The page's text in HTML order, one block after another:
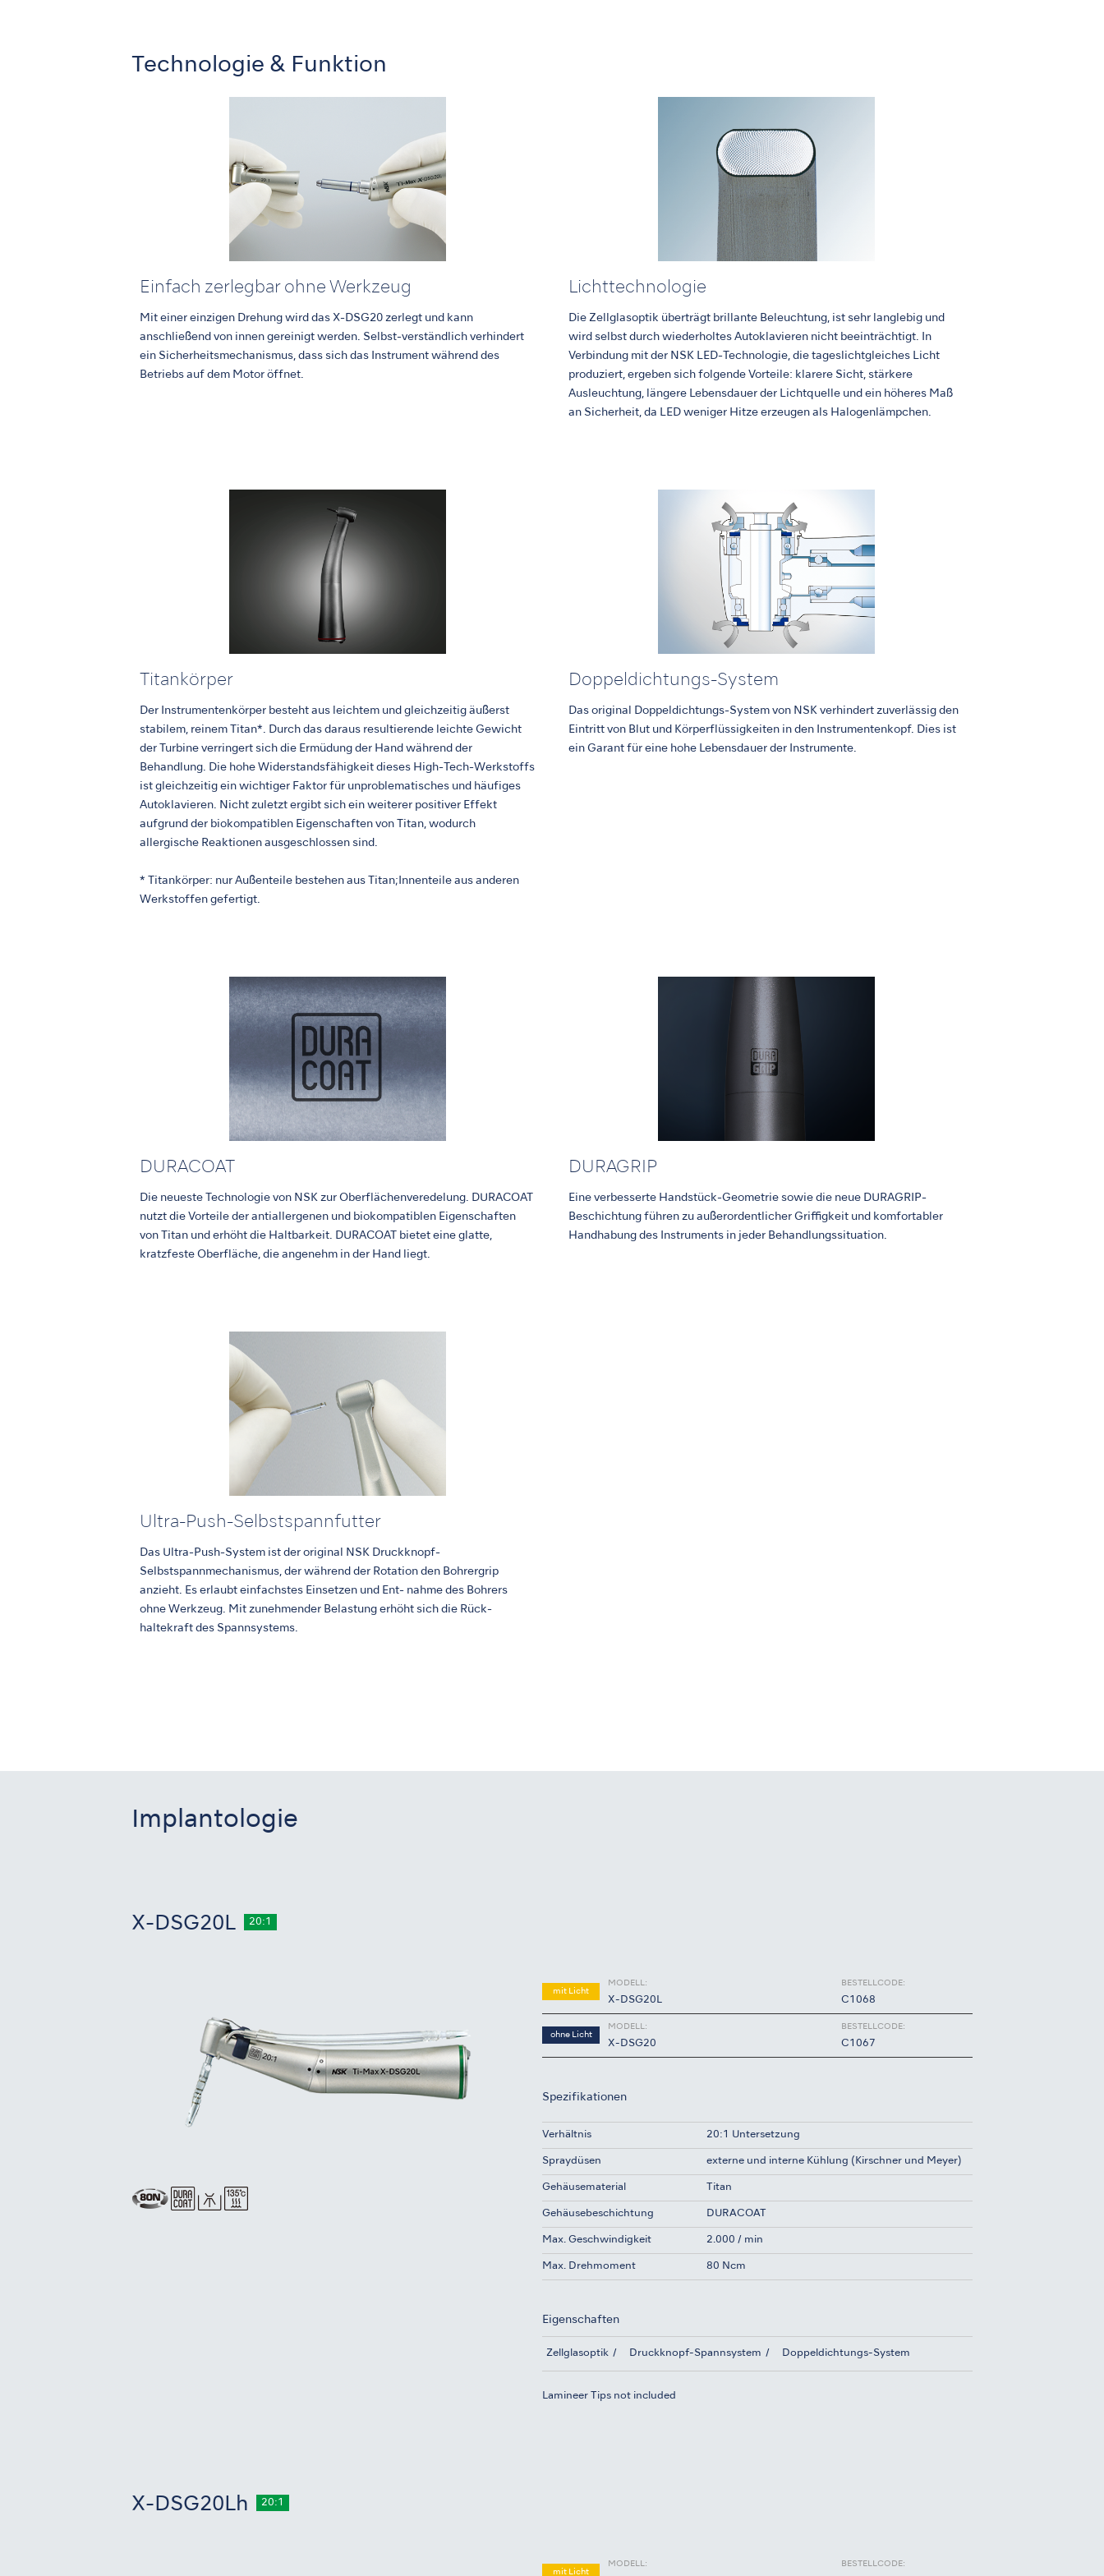
Technologie & Funktion
Einfach zerlegbar ohne Werkzeug
Mit einer einzigen Drehung wird das X-DSG20 zerlegt und kann
anschließend von innen gereinigt werden. Selbst-verständlich verhindert
ein Sicherheitsmechanismus, dass sich das Instrument während des
Betriebs auf dem Motor öffnet.
Lichttechnologie
Die Zellglasoptik überträgt brillante Beleuchtung, ist sehr langlebig und
wird selbst durch wiederholtes Autoklavieren nicht beeinträchtigt. In
Verbindung mit der NSK LED-Technologie, die tageslichtgleiches Licht
produziert, ergeben sich folgende Vorteile: klarere Sicht, stärkere
Ausleuchtung, längere Lebensdauer der Lichtquelle und ein höheres Maß
an Sicherheit, da LED weniger Hitze erzeugen als Halogenlämpchen.
Titankörper
Der Instrumentenkörper besteht aus leichtem und gleichzeitig äußerst
stabilem, reinem Titan*. Durch das daraus resultierende leichte Gewicht
der Turbine verringert sich die Ermüdung der Hand während der
Behandlung. Die hohe Widerstandsfähigkeit dieses High-Tech-Werkstoffs
ist gleichzeitig ein wichtiger Faktor für unproblematisches und häufiges
Autoklavieren. Nicht zuletzt ergibt sich ein weiterer positiver Effekt
aufgrund der biokompatiblen Eigenschaften von Titan, wodurch
allergische Reaktionen ausgeschlossen sind.
* Titankörper: nur Außenteile bestehen aus Titan;Innenteile aus anderen
Werkstoffen gefertigt.
Doppeldichtungs-System
Das original Doppeldichtungs-System von NSK verhindert zuverlässig den
Eintritt von Blut und Körperflüssigkeiten in den Instrumentenkopf. Dies ist
ein Garant für eine hohe Lebensdauer der Instrumente.
DURACOAT
Die neueste Technologie von NSK zur Oberflächenveredelung. DURACOAT
nutzt die Vorteile der antiallergenen und biokompatiblen Eigenschaften
von Titan und erhöht die Haltbarkeit. DURACOAT bietet eine glatte,
kratzfeste Oberfläche, die angenehm in der Hand liegt.
DURAGRIP
Eine verbesserte Handstück-Geometrie sowie die neue DURAGRIP-
Beschichtung führen zu außerordentlicher Griffigkeit und komfortabler
Handhabung des Instruments in jeder Behandlungssituation.
Ultra-Push-Selbstspannfutter
Das Ultra-Push-System ist der original NSK Druckknopf-
Selbstspannmechanismus, der während der Rotation den Bohrergrip
anzieht. Es erlaubt einfachstes Einsetzen und Ent- nahme des Bohrers
ohne Werkzeug. Mit zunehmender Belastung erhöht sich die Rück-
haltekraft des Spannsystems.
Implantologie
X-DSG20L 20:1
mit Licht
MODELL:
X-DSG20L
BESTELLCODE:
C1068
ohne Licht
MODELL:
X-DSG20
BESTELLCODE:
C1067
Spezifikationen
Verhältnis 20:1 Untersetzung
Spraydüsen externe und interne Kühlung (Kirschner und Meyer)
Gehäusematerial Titan
Gehäusebeschichtung DURACOAT
Max. Geschwindigkeit 2.000 / min
Max. Drehmoment 80 Ncm
Eigenschaften
Zellglasoptik Druckknopf-Spannsystem Doppeldichtungs-System
Lamineer Tips not included
X-DSG20Lh 20:1
mit Licht
MODELL: BESTELLCODE: